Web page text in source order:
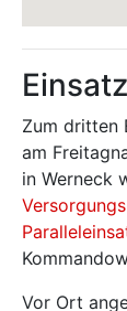
Zum dritten
am
in Werneck
Vor Ort